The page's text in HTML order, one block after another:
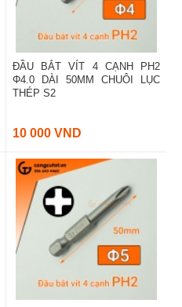
ĐẦU BẮT VÍT 4 CẠNH PH2
Φ4.0 DÀI 50MM CHUÔI LỤC
THÉP S2
10 000 VND